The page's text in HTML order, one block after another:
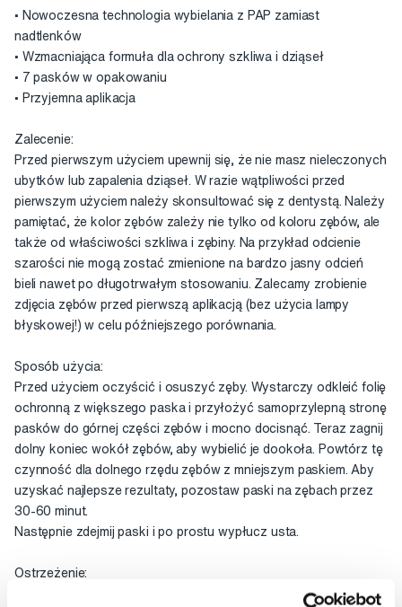
• Nowoczesna technologia wybielania z PAP zamiast
nadtlenków
• Wzmacniająca formuła dla ochrony szkliwa i dziąseł
• 7 pasków w opakowaniu
• Przyjemna aplikacja
Zalecenie:
Przed pierwszym użyciem upewnij się, że nie masz nieleczonych
ubytków lub zapalenia dziąseł. W razie wątpliwości przed
pierwszym użyciem należy skonsultować się z dentystą. Należy
pamiętać, że kolor zębów zależy nie tylko od koloru zębów, ale
także od właściwości szkliwa i zębiny. Na przykład odcienie
szarości nie mogą zostać zmienione na bardzo jasny odcień
bieli nawet po długotrwałym stosowaniu. Zalecamy zrobienie
zdjęcia zębów przed pierwszą aplikacją (bez użycia lampy
błyskowej!) w celu późniejszego porównania.
Sposób użycia:
Przed użyciem oczyścić i osuszyć zęby. Wystarczy odkleić folię
ochronną z większego paska i przyłożyć samoprzylepną stronę
pasków do górnej części zębów i mocno docisnąć. Teraz zagnij
dolny koniec wokół zębów, aby wybielić je dookoła. Powtórz tę
czynność dla dolnego rzędu zębów z mniejszym paskiem. Aby
uzyskać najlepsze rezultaty, pozostaw paski na zębach przez
30-60 minut.
Następnie zdejmij paski i po prostu wypłucz usta.
Ostrzeżenie:
Unikać kontaktu żelu z oczami. W razie kontaktu natychmiast